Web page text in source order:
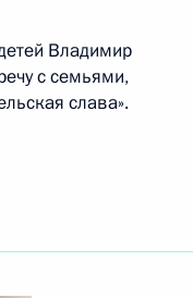
Владимир
с семьями,
слава».